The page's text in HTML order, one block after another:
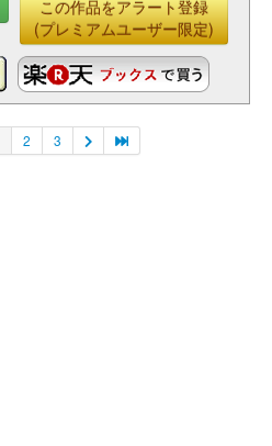
この作品をアラート登録
(プレミアムユーザー限定)
2 3